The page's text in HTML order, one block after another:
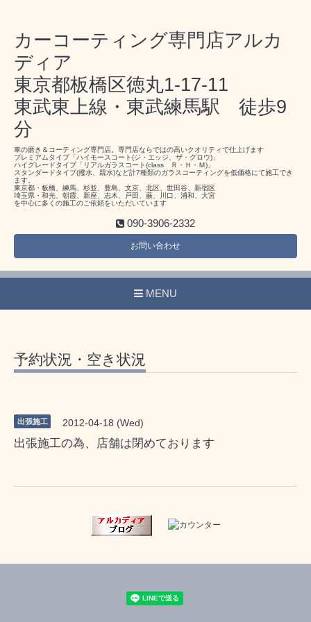
カーコーティング専門店アルカ
ディア
東京都板橋区徳丸1-17-11
東武東上線・東武練馬駅 徒歩9
分
車の磨き＆コーティング専門店。専門店ならではの高いクオリティで仕上げます
プレミアムタイプ「ハイモースコート(ジ・エッジ、ザ・グロウ)」
ハイグレードタイプ「リアルガラスコート(class Ｒ・Ｈ・Ｍ)」
スタンダードタイプ(撥水、親水)など計7種類のガラスコーティングを低価格にて施工でき
ます。
東京都・板橋、練馬、杉並、豊島、文京、北区、世田谷、新宿区
埼玉県・和光、朝霞、新座、志木、戸田、蕨、川口、浦和、大宮
を中心に多くの施工のご依頼をいただいています
090-3906-2332
お問い合わせ
MENU
予約状況・空き状況
出張施工 2012-04-18 (Wed)
出張施工の為、店舗は閉めております